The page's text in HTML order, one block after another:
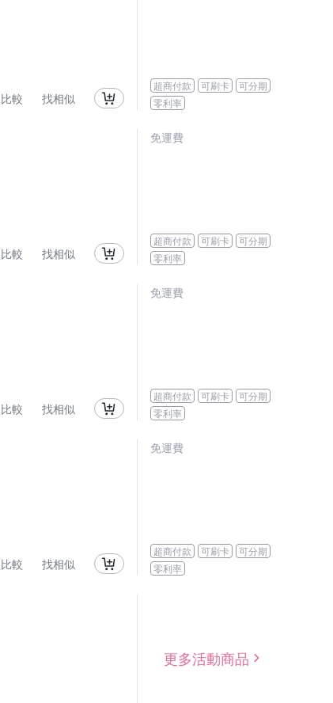
較 找相似
超商付款 可刷卡
可分期
零利率
較 找相似
免運費
超商付款 可刷卡
可分期
零利率
較 找相似
免運費
超商付款 可刷卡
可分期
零利率
較 找相似
免運費
超商付款 可刷卡
可分期
零利率
更多活動商品